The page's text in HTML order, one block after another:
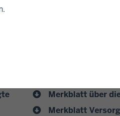
Merkblatt über
Merkblatt